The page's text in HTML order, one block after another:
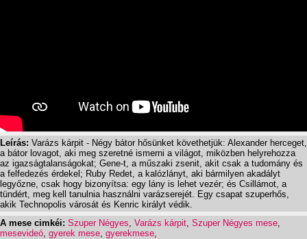
Leírás: Varázs kárpit - Négy bátor hősünket követhetjük: Alexander herceget,
a bátor lovagot, aki meg szeretné ismerni a világot, miközben helyrehozza
az igazságtalanságokat; Gene-t, a műszaki zsenit, akit csak a tudomány és
a felfedezés érdekel; Ruby Redet, a kalózlányt, aki bármilyen akadályt
legyőzne, csak hogy bizonyítsa: egy lány is lehet vezér; és Csillámot, a
tündért, meg kell tanulnia használni varázserejét. Egy csapat szuperhős,
akik Technopolis városát és Kenric királyt védik.
A mese cimkéi: Szuper Négyes Varázs kárpit Szuper Négyes mese
mesevideó gyerek mese gyerekmese